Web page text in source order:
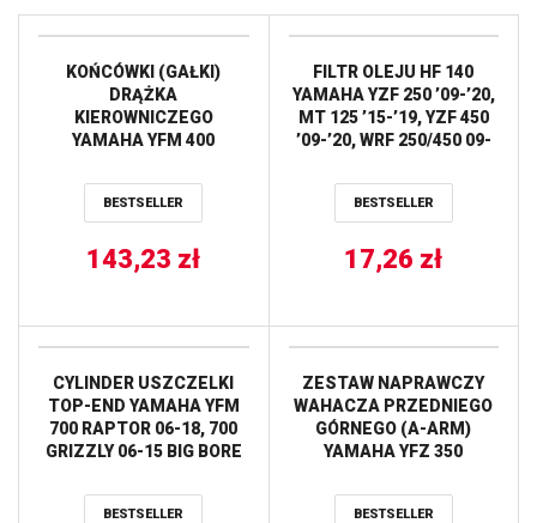
KOŃCÓWKI (GAŁKI)
DRĄŻKA
KIEROWNICZEGO
YAMAHA YFM 400
GRIZZLY ’07-’12, YFM
400/450 KODIAK ’05-’06
BESTSELLER
143,23 zł
FILTR OLEJU HF 140
YAMAHA YZF 250 ’09-’20,
MT 125 ’15-’19, YZF 450
’09-’20, WRF 250/450 09-
HIFLO
BESTSELLER
17,26 zł
CYLINDER USZCZELKI
TOP-END YAMAHA YFM
700 RAPTOR 06-18, 700
GRIZZLY 06-15 BIG BORE
21104-G01 WORKS
BESTSELLER
ZESTAW NAPRAWCZY
WAHACZA PRZEDNIEGO
GÓRNEGO (A-ARM)
YAMAHA YFZ 350
BALLS
BESTSELLER